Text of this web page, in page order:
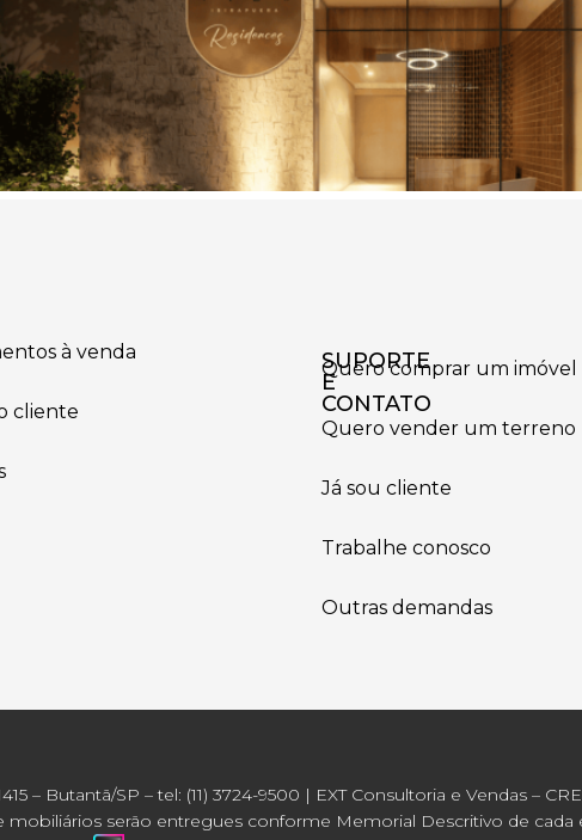
à venda
cliente
SUPORTE
E
CONTATO
Quero comprar um imóvel
Quero vender um terreno
Já sou cliente
Trabalhe conosco
Outras demandas
– Butantã/SP –tel: (11) 3724-9500 | EXT Consultoria e Vendas –
mobiliários serão entregues conforme Memorial Descritivo de